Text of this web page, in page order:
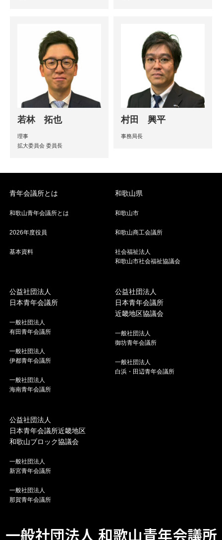
若林 拓也
理事
拡大委員会 委員長
村田 興平
事務局長
青年会議所とは
和歌山青年会議所とは
2026年度役員
基本資料
和歌山県
和歌山市
和歌山商工会議所
社会福祉法人
和歌山市社会福祉協議会
公益社団法人
日本青年会議所
一般社団法人
有田青年会議所
一般社団法人
伊都青年会議所
一般社団法人
海南青年会議所
公益社団法人
日本青年会議所
近畿地区協議会
一般社団法人
御坊青年会議所
一般社団法人
白浜・田辺青年会議所
公益社団法人
日本青年会議所近畿地区
和歌山ブロック協議会
一般社団法人
新宮青年会議所
一般社団法人
那賀青年会議所
一般社団法人 和歌山青年会議所